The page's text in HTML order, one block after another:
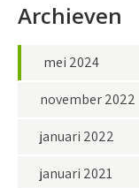
Archieven
mei 2024
november 2022
januari 2022
januari 2021